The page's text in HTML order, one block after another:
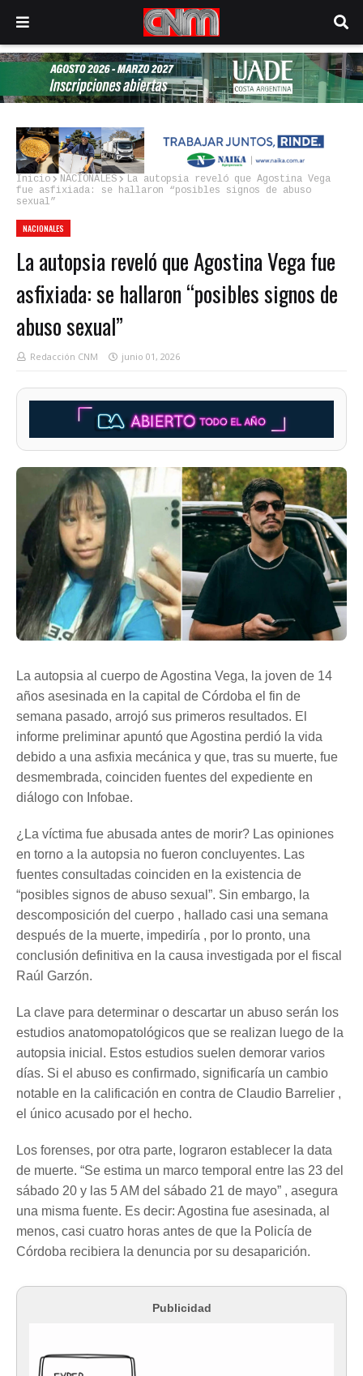
Inicio NACIONALES
La autopsia reveló que Agostina Vega
fue asfixiada: se hallaron “posibles signos de abuso
sexual”
NACIONALES
La autopsia reveló que Agostina Vega fue
asfixiada: se hallaron “posibles signos de
abuso sexual”
Redacción CNM junio 01, 2026
La autopsia al cuerpo de Agostina Vega, la joven de 14
años asesinada en la capital de Córdoba el fin de
semana pasado, arrojó sus primeros resultados. El
informe preliminar apuntó que Agostina perdió la vida
debido a una asfixia mecánica y que, tras su muerte, fue
desmembrada, coinciden fuentes del expediente en
diálogo con Infobae.
¿La víctima fue abusada antes de morir? Las opiniones
en torno a la autopsia no fueron concluyentes. Las
fuentes consultadas coinciden en la existencia de
“posibles signos de abuso sexual”. Sin embargo, la
descomposición del cuerpo , hallado casi una semana
después de la muerte, impediría , por lo pronto, una
conclusión definitiva en la causa investigada por el fiscal
Raúl Garzón.
La clave para determinar o descartar un abuso serán los
estudios anatomopatológicos que se realizan luego de la
autopsia inicial. Estos estudios suelen demorar varios
días. Si el abuso es confirmado, significaría un cambio
notable en la calificación en contra de Claudio Barrelier ,
el único acusado por el hecho.
Los forenses, por otra parte, lograron establecer la data
de muerte. “Se estima un marco temporal entre las 23 del
sábado 20 y las 5 AM del sábado 21 de mayo” , asegura
una misma fuente. Es decir: Agostina fue asesinada, al
menos, casi cuatro horas antes de que la Policía de
Córdoba recibiera la denuncia por su desaparición.
Publicidad